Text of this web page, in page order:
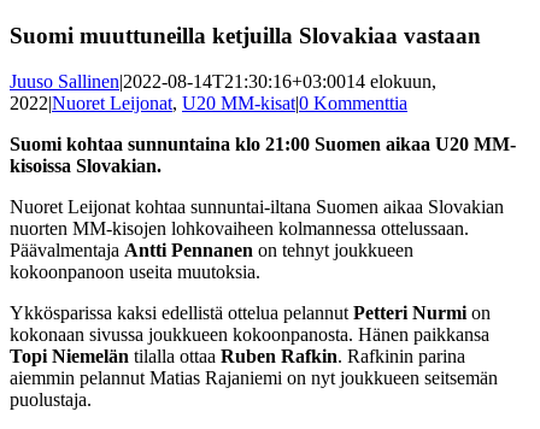
Suomi muuttuneilla ketjuilla Slovakiaa vastaan
Juuso Sallinen|2022-08-14T21:30:16+03:0014 elokuun,
2022|Nuoret Leijonat, U20 MM-kisat|0 Kommenttia
Suomi kohtaa sunnuntaina klo 21:00 Suomen aikaa U20 MM-
kisoissa Slovakian.
Nuoret Leijonat kohtaa sunnuntai-iltana Suomen aikaa Slovakian
nuorten MM-kisojen lohkovaiheen kolmannessa ottelussaan.
Päävalmentaja Antti Pennanen on tehnyt joukkueen
kokoonpanoon useita muutoksia.
Ykkösparissa kaksi edellistä ottelua pelannutPetteri Nurmion
kokonaan sivussa joukkueen kokoonpanosta. Hänen paikkansa
Topi Niemelän tilalla ottaa Ruben Rafkin. Rafkinin parina
aiemmin pelannut Matias Rajaniemi on nyt joukkueen seitsemän
puolustaja.